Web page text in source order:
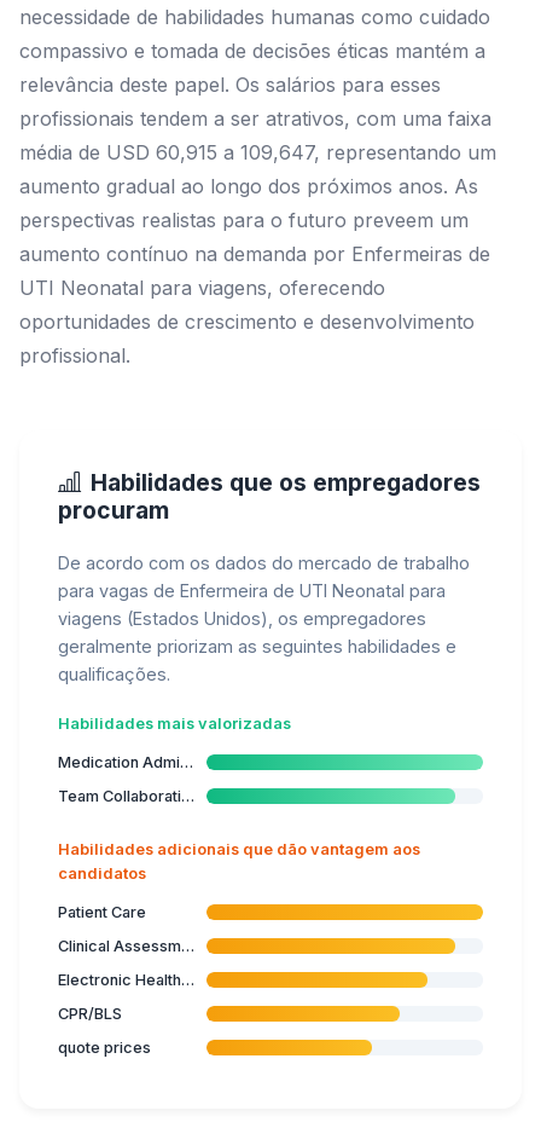
necessidade de habilidades humanas como cuidado
compassivo e tomada de decisões éticas mantém a
relevância deste papel. Os salários para esses
profissionais tendem a ser atrativos, com uma faixa
média de USD 60,915 a 109,647, representando um
aumento gradual ao longo dos próximos anos. As
perspectivas realistas para o futuro preveem um
aumento contínuo na demanda por Enfermeiras de
UTI Neonatal para viagens, oferecendo
oportunidades de crescimento e desenvolvimento
profissional.
Habilidades que os empregadores
procuram
De acordo com os dados do mercado de trabalho
para vagas de Enfermeira de UTI Neonatal para
viagens (Estados Unidos), os empregadores
geralmente priorizam as seguintes habilidades e
qualificações.
Habilidades mais valorizadas
Medication Administration
Team Collaboration
Habilidades adicionais que dão vantagem aos
candidatos
Patient Care
Clinical Assessment
Electronic Health Records
CPR/BLS
quote prices